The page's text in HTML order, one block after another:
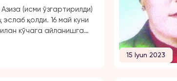
мени умуман норози
[…]
(исми ўзгартирилди)
эслаб қолди. 16 май куни
кўчага айланишга
15 Iyun 2023